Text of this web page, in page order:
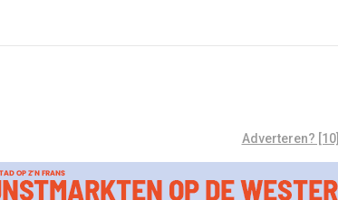
Adverteren? [10]